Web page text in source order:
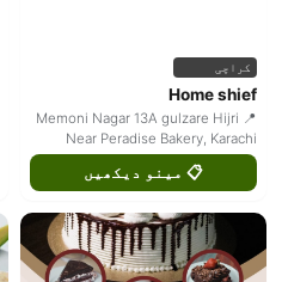
کراچی
Home shief
📍 Memoni Nagar 13A gulzare Hijri
Near Peradise Bakery, Karachi
📋 مینو دیکھیں